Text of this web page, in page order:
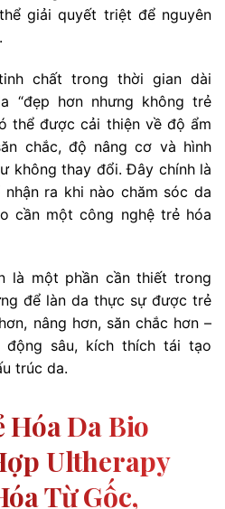
giải quyết triệt để nguyên
chất trong thời gian dài
“đẹp hơn nhưng không trẻ
thể được cải thiện về độ ẩm
chắc, độ nâng cơ và hình
không thay đổi. Đây chính là
ra khi nào chăm sóc da
cần một công nghệ trẻ hóa
là một phần cần thiết trong
để làn da thực sự được trẻ
nâng hơn, săn chắc hơn –
sâu, kích thích tái tạo
trúc da.
Da Bio
Ultherapy
Từ Gốc,